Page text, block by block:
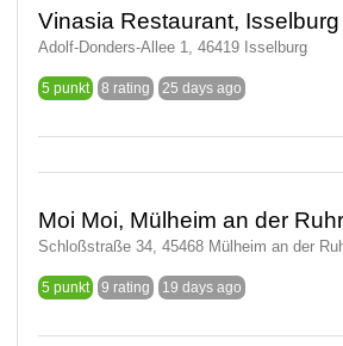
Vinasia Restaurant, Isselburg
Adolf-Donders-Allee 1, 46419 Isselburg
5 punkt 8 rating 25 days ago
Moi Moi, Mülheim an der Ruhr
Schloßstraße 34, 45468 Mülheim an der
5 punkt 9 rating 19 days ago